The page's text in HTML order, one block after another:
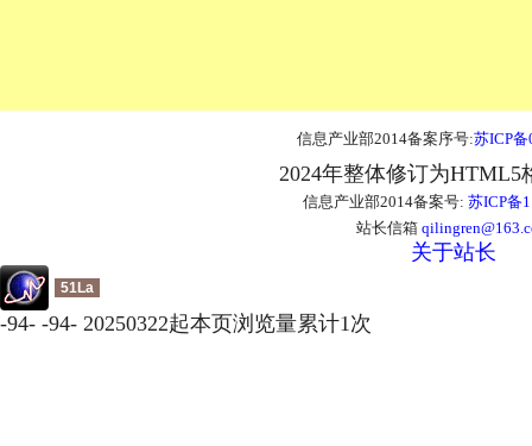
信息产业部2014备案序号:苏ICP
2024年整体修订为HTML5
信息产业部2014备案号: 苏ICP备
站长信箱
关于站长
51La
-94- -94- 20250322起本页浏览量累计1次